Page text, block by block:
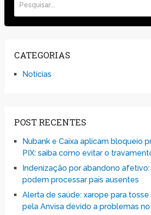
CATEGORIAS
Notícias
POST RECENTES
Nubank e Caixa aplicam bloqueio
PIX: saiba como evitar o
Indenização por abandono
podem processar pais ausentes
Alerta de saúde: xarope para
pela Anvisa devido a problemas